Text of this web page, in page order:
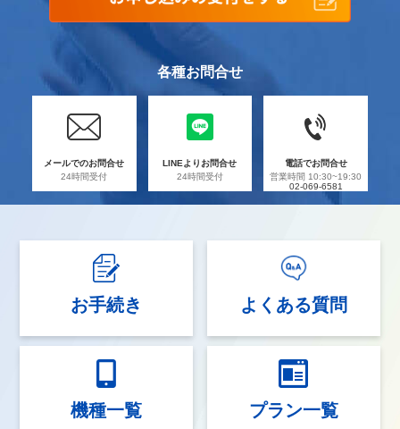
各種お問合せ
メールでのお問合せ
24時間受付
LINEよりお問合せ
24時間受付
電話でお問合せ
営業時間 10:30~19:30
02-069-6581
お手続き よくある質問
機種一覧 プラン一覧